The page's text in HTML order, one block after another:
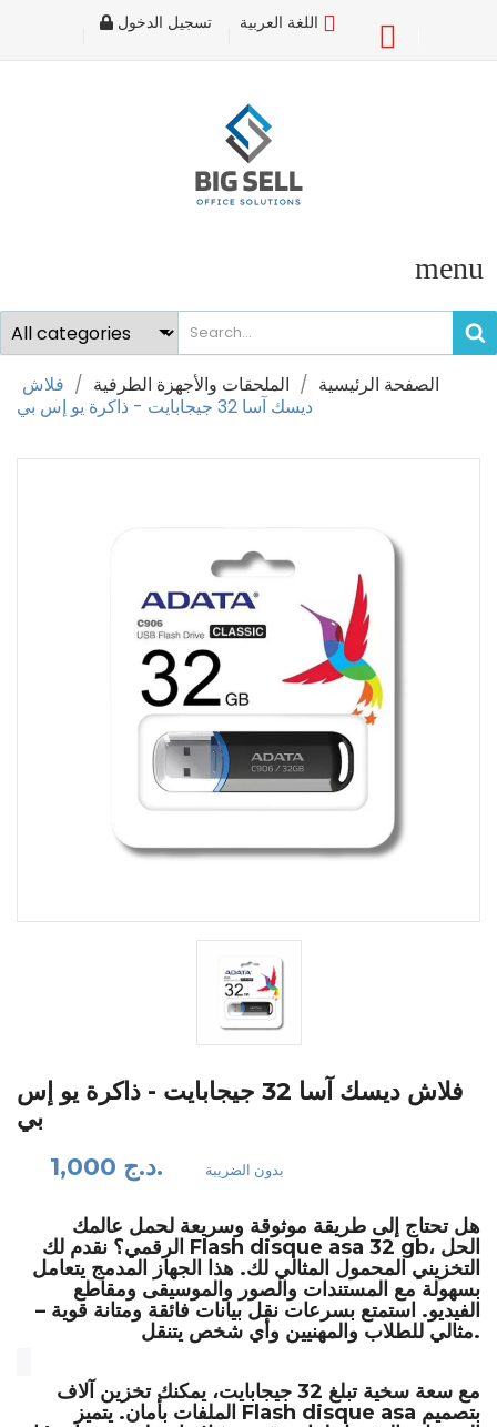
تسجيل الدخول اللغة العربية
menu
الصفحة الرئيسية الملحقات والأجهزة الطرفية
فلاش
ديسك آسا 32 جيجابايت - ذاكرة يو إس بي
فلاش ديسك آسا 32 جيجابايت - ذاكرة يو إس
بي
1,000 د.ج.
بدون الضريبة
هل تحتاج إلى طريقة موثوقة وسريعة لحمل عالمك
Flash disque asa 32 gb، الحل
التخزيني المحمول المثالي لك. هذا الجهاز المدمج يتعامل
بسهولة مع المستندات والصور والموسيقى ومقاطع
الفيديو. استمتع بسرعات نقل بيانات فائقة ومتانة قوية –
مثالي للطلاب والمهنيين وأي شخص يتنقل.
مع سعة سخية تبلغ 32 جيجابايت
، يمكنك تخزين آلاف
Flash disque asa
Sign in
You need to be logged in to save products in your